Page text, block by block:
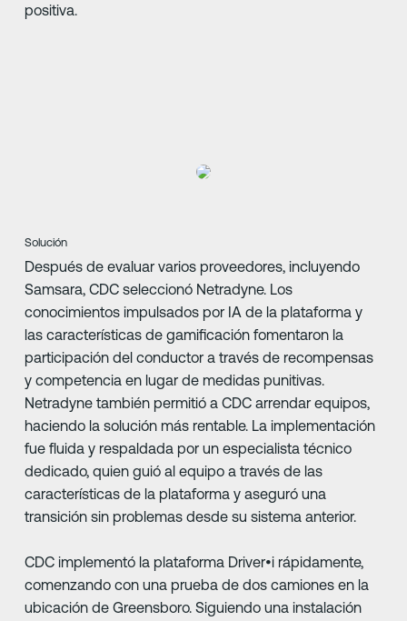
positiva.
Solución
Después de evaluar varios proveedores, incluyendo
Samsara, CDC seleccionó Netradyne. Los
conocimientos impulsados por IA de la plataforma y
las características de gamificación fomentaron la
participación del conductor a través de recompensas
y competencia en lugar de medidas punitivas.
Netradyne también permitió a CDC arrendar equipos,
haciendo la solución más rentable. La implementación
fue fluida y respaldada por un especialista técnico
dedicado, quien guió al equipo a través de las
características de la plataforma y aseguró una
transición sin problemas desde su sistema anterior.
CDC implementó la plataforma Driver•i rápidamente,
comenzando con una prueba de dos camiones en la
ubicación de Greensboro. Siguiendo una instalación